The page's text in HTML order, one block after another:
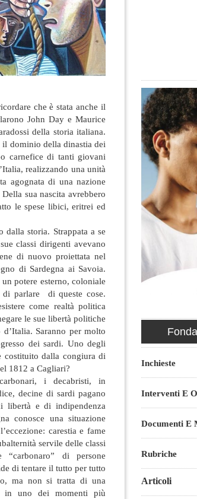
che è stata anche il
John Day e Maurice
della storia italiana.
il dominio della dinastia dei
carnefice di tanti giovani
realizzando una unità
agognata di una nazione
sua nascita avrebbero
le spese libici, eritrei ed
dalla storia. Strappata a se
classi dirigenti avevano
di nuovo proiettata nel
di Sardegna ai Savoia.
potere esterno, coloniale
parlare di queste cose.
come realtà politica
le sue libertà politiche
Saranno per molto
dei sardi. Uno degli
costituito dalla congiura di
1812 a Cagliari?
i decabristi, in
decine di sardi pagano
e di indipendenza
conosce una situazione
carestia e fame
servile delle classi
di persone
di tentare il tutto per tutto
ma non si tratta di una
in uno dei momenti più
Inchieste
Interventi E
Documenti E
Rubriche
Articoli